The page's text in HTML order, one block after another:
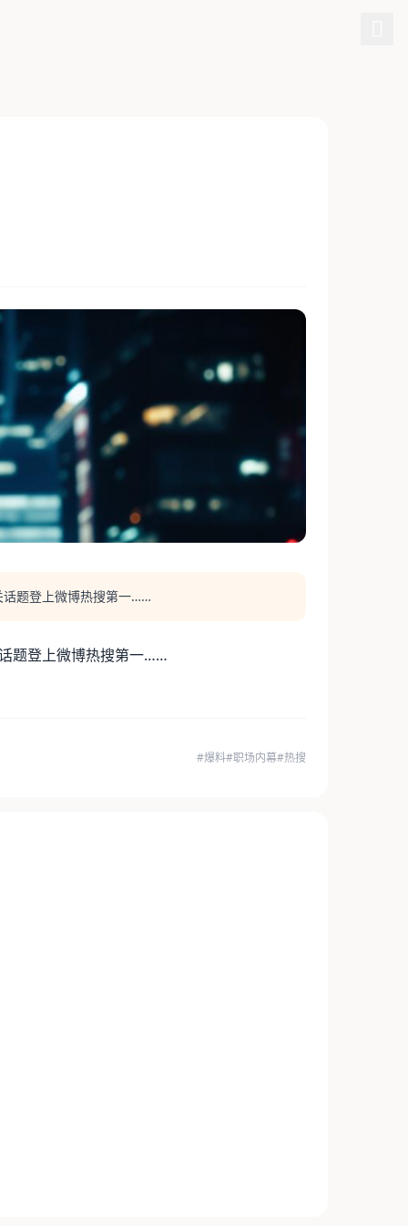
话题登上微博热搜第一……
题登上微博热搜第一……
#爆料#职场内幕#热搜